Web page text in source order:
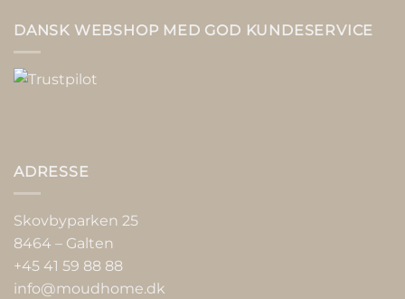
DANSK WEBSHOP MED GOD KUNDESERVICE
ADRESSE
Skovbyparken 25
8464 – Galten
+45 41 59 88 88
info@moudhome.dk